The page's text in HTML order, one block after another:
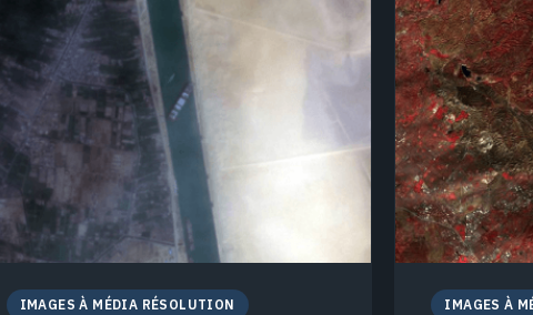
IMAGES À MÉDIA RÉSOLUTION IMAGES À